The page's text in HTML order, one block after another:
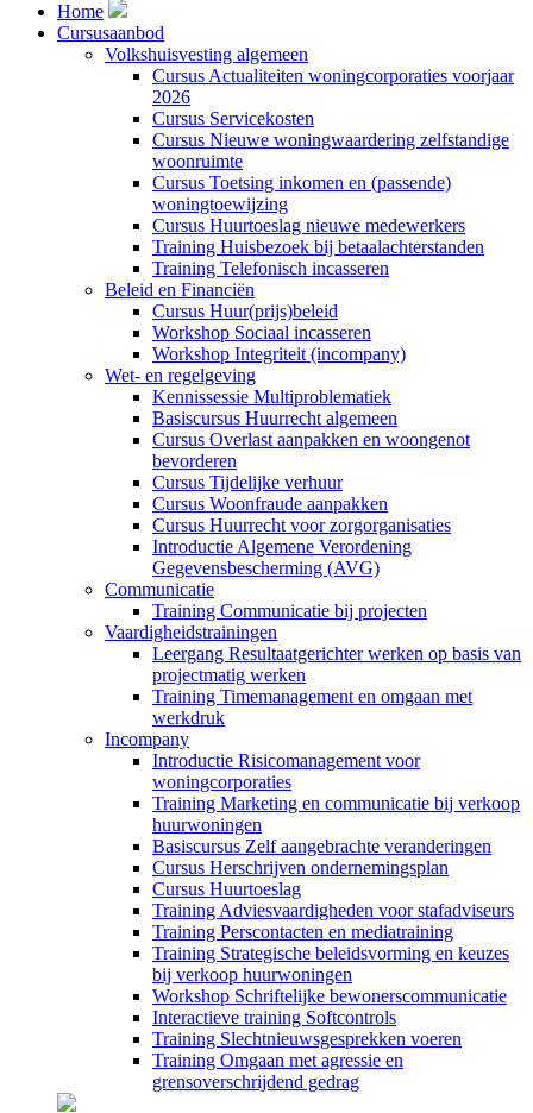
Home
Cursusaanbod
Volkshuisvesting algemeen
Cursus Actualiteiten woningcorporaties voorjaar
2026
Cursus Servicekosten
Cursus Nieuwe woningwaardering zelfstandige
woonruimte
Cursus Toetsing inkomen en (passende)
woningtoewijzing
Cursus Huurtoeslag nieuwe medewerkers
Training Huisbezoek bij betaalachterstanden
Training Telefonisch incasseren
Beleid en Financiën
Cursus Huur(prijs)beleid
Workshop Sociaal incasseren
Workshop Integriteit (incompany)
Wet- en regelgeving
Kennissessie Multiproblematiek
Basiscursus Huurrecht algemeen
Cursus Overlast aanpakken en woongenot
bevorderen
Cursus Tijdelijke verhuur
Cursus Woonfraude aanpakken
Cursus Huurrecht voor zorgorganisaties
Introductie Algemene Verordening
Gegevensbescherming (AVG)
Communicatie
Training Communicatie bij projecten
Vaardigheidstrainingen
Leergang Resultaatgerichter werken op basis van
projectmatig werken
Training Timemanagement en omgaan met
werkdruk
Incompany
Introductie Risicomanagement voor
woningcorporaties
Training Marketing en communicatie bij verkoop
huurwoningen
Basiscursus Zelf aangebrachte veranderingen
Cursus Herschrijven ondernemingsplan
Cursus Huurtoeslag
Training Adviesvaardigheden voor stafadviseurs
Training Perscontacten en mediatraining
Training Strategische beleidsvorming en keuzes
bij verkoop huurwoningen
Workshop Schriftelijke bewonerscommunicatie
Interactieve training Softcontrols
Training Slechtnieuwsgesprekken voeren
Training Omgaan met agressie en
grensoverschrijdend gedrag